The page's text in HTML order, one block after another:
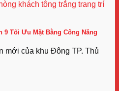
9 Tối Ưu Mặt Bằng Công Năng
mới của khu Đông TP. Thủ